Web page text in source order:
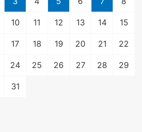
10 11 12 13 14 15
17 18 19 20 21 22
24 25 26 27 28 29
31